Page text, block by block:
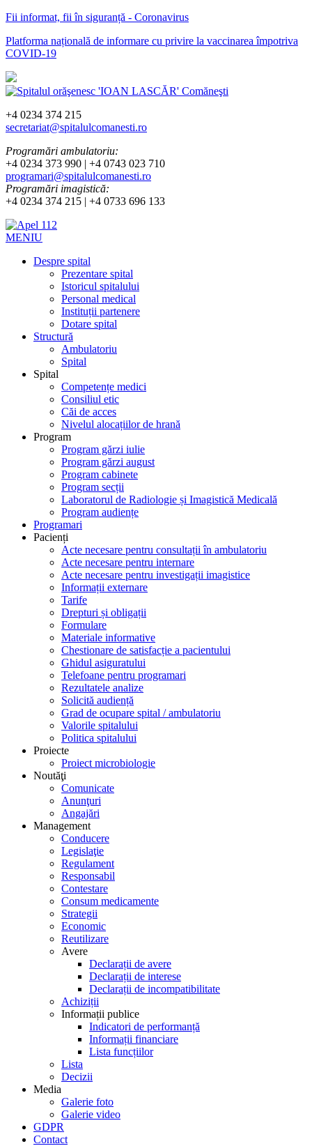
Fii informat, fii în siguranță - Coronavirus
Platforma națională de informare cu privire la vaccinarea împotriva
COVID-19
+4 0234 374 215
secretariat@spitalulcomanesti.ro
Programări ambulatoriu:
+4 0234 373 990 | +4 0743 023 710
programari@spitalulcomanesti.ro
Programări imagistică:
+4 0234 374 215 | +4 0733 696 133
MENIU
Despre spital
Prezentare spital
Istoricul spitalului
Personal medical
Instituții partenere
Dotare spital
Structură
Ambulatoriu
Spital
Spital
Competențe medici
Consiliul etic
Căi de acces
Nivelul alocațiilor de hrană
Program
Program gărzi iulie
Program gărzi august
Program cabinete
Program secții
Laboratorul de Radiologie și Imagistică Medicală
Program audiențe
Programari
Pacienți
Acte necesare pentru consultații în ambulatoriu
Acte necesare pentru internare
Acte necesare pentru investigații imagistice
Informații externare
Tarife
Drepturi și obligații
Formulare
Materiale informative
Chestionare de satisfacție a pacientului
Ghidul asiguratului
Telefoane pentru programari
Rezultatele analize
Solicită audiență
Grad de ocupare spital / ambulatoriu
Valorile spitalului
Politica spitalului
Proiecte
Proiect microbiologie
Noutăţi
Comunicate
Anunţuri
Angajări
Management
Conducere
Legislaţie
Regulament
Responsabil
Contestare
Consum medicamente
Strategii
Economic
Reutilizare
Avere
Declarații de avere
Declarații de interese
Declarații de incompatibilitate
Achiziții
Informații publice
Indicatori de performanță
Informații financiare
Lista funcțiilor
Lista
Decizii
Media
Galerie foto
Galerie video
GDPR
Contact